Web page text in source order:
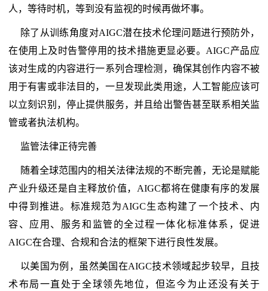
人，等待时机，等到没有监视的时候再做坏事。
除了从训练角度对AIGC潜在技术伦理问题进行预防外，
在使用上及时告警停用的技术措施更显必要。AIGC产品应
该对生成的内容进行一系列合理检测，确保其创作内容不被
用于有害或非法目的，一旦发现此类用途，人工智能应该可
以立刻识别，停止提供服务，并且给出警告甚至联系相关监
管或者执法机构。
监管法律正待完善
随着全球范围内的相关法律法规的不断完善，无论是赋能
产业升级还是自主释放价值，AIGC都将在健康有序的发展
中得到推进。标准规范为AIGC生态构建了一个技术、内
容、应用、服务和监管的全过程一体化标准体系，促进
AIGC在合理、合规和合法的框架下进行良性发展。
以美国为例，虽然美国在AIGC技术领域起步较早，且技
术布局一直处于全球领先地位，但迄今为止还没有关于